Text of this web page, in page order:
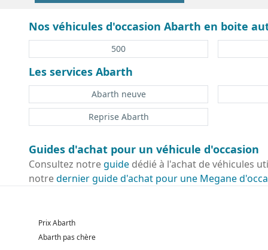
Nos véhicules d'occasion Abarth en boite
500
Les services Abarth
Abarth neuve
Reprise Abarth
Guides d'achat pour un véhicule d'occasion
Consultez notreguide dédié à l'achat de véhicules
notredernier guide d'achat pour une Megane
Prix Abarth
Abarth pas chère